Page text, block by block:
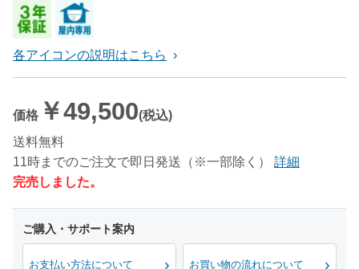
各アイコンの説明はこちら
価格 ￥49,500(税込)
送料無料
11時までのご注文で即日発送（※一部除く）
詳細
完売しました。
お支払い方法について お買い物の流れについて